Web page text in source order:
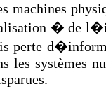
machines
� de
les systèmes